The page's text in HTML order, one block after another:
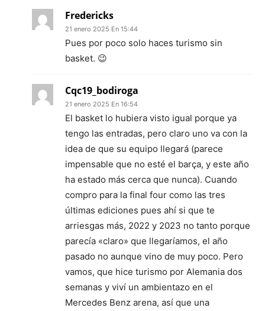
Fredericks
21 enero 2025 En 15:44
Pues por poco solo haces turismo sin
basket. 😉
Cqc19_bodiroga
21 enero 2025 En 16:54
El basket lo hubiera visto igual porque ya
tengo las entradas, pero claro uno va con la
idea de que su equipo llegará (parece
impensable que no esté el barça, y este año
ha estado más cerca que nunca). Cuando
compro para la final four como las tres
últimas ediciones pues ahí si que te
arriesgas más, 2022 y 2023 no tanto porque
parecía «claro» que llegaríamos, el año
pasado no aunque vino de muy poco. Pero
vamos, que hice turismo por Alemania dos
semanas y viví un ambientazo en el
Mercedes Benz arena, así que una